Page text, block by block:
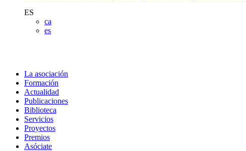
ES
ca
es
La asociación
Formación
Actualidad
Publicaciones
Biblioteca
Servicios
Proyectos
Premios
Asóciate